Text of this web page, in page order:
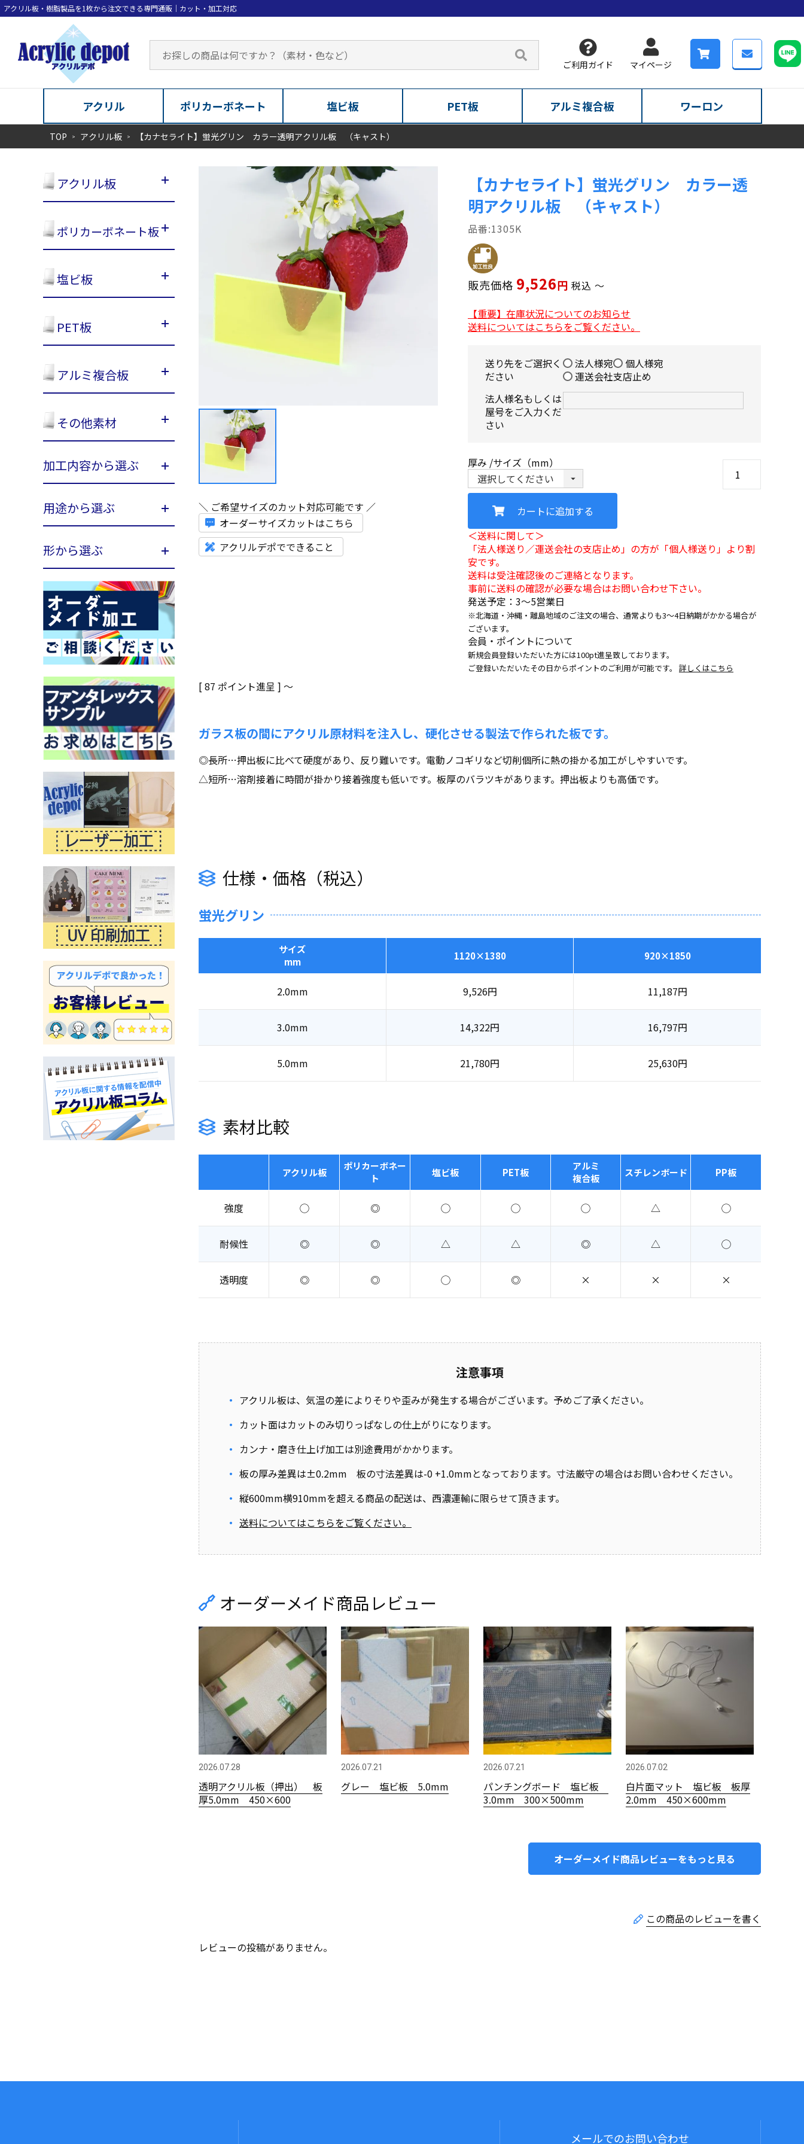
ご利用ガイド マイページ
アクリル ポリカーボネート 塩ビ板 PET板 アルミ複合板 ワーロン
TOP アクリル板 【カナセライト】蛍光グリン カラー透明アクリル板 （キャスト）
アクリル板
ポリカーボネート板
塩ビ板
PET板
アルミ複合板
その他素材
加工内容から選ぶ
用途から選ぶ
形から選ぶ
＼ ご希望サイズのカット対応可能です ／
オーダーサイズカットはこちら
アクリルデポでできること
【カナセライト】蛍光グリン カラー透
明アクリル板 （キャスト）
1305K
販売価格 9,526 税込 〜
【重要】在庫状況についてのお知らせ
送料についてはこちらをご覧ください。
送り先をご選択く
ださい
法人様宛
個人様宛
運送会社支店止め
法人様名もしくは
屋号をご入力くだ
さい
厚み サイズ（mm）
カートに追加する
＜送料に関して＞
「法人様送り／運送会社の支店止め」の方が「個人様送り」より割
安です。
送料は受注確認後のご連絡となります。
事前に送料の確認が必要な場合はお問い合わせ下さい。
発送予定：3〜5営業日
※北海道・沖縄・離島地域のご注文の場合、通常よりも3～4日納期がかかる場合が
ございます。
会員・ポイントについて
新規会員登録いただいた方には100pt進呈致しております。
ご登録いただいたその日からポイントのご利用が可能です。 詳しくはこちら
[87 ポイント進呈 ] 〜
ガラス板の間にアクリル原材料を注入し、硬化させる製法で作られた板です。
◎長所…押出板に比べて硬度があり、反り難いです。電動ノコギリなど切削個所に熱の掛かる加工がしやすいです。
△短所…溶剤接着に時間が掛かり接着強度も低いです。板厚のバラツキがあります。押出板よりも高価です。
仕様・価格（税込）
蛍光グリン
サイズ
mm
1120×1380 920×1850
2.0mm 9,526円 11,187円
3.0mm 14,322円 16,797円
5.0mm 21,780円 25,630円
素材比較
アクリル板
ポリカーボネー
ト
塩ビ板 PET板
アルミ
複合板
スチレンボード PP板
強度 ◯ ◎ ◯ ◯ ◯ △ ◯
耐候性 ◎ ◎ △ △ ◎ △ ◯
透明度 ◎ ◎ ◯ ◎ × × ×
注意事項
アクリル板は、気温の差によりそりや歪みが発生する場合がございます。予めご了承ください。
カット面はカットのみ切りっぱなしの仕上がりになります。
カンナ・磨き仕上げ加工は別途費用がかかります。
板の厚み差異は±0.2mm 板の寸法差異は-0 +1.0mmとなっております。寸法厳守の場合はお問い合わせください。
縦600mm横910mmを超える商品の配送は、西濃運輸に限らせて頂きます。
送料についてはこちらをご覧ください。
オーダーメイド商品レビュー
2026.07.28
透明アクリル板（押出） 板
厚5.0mm 450×600
2026.07.21
グレー 塩ビ板 5.0mm
2026.07.21
パンチングボード 塩ビ板
3.0mm 300×500mm
2026.07.02
白片面マット 塩ビ板 板厚
2.0mm 450×600mm
オーダーメイド商品レビューをもっと見る
レビューの投稿がありません。
メールでのお問い合わせ